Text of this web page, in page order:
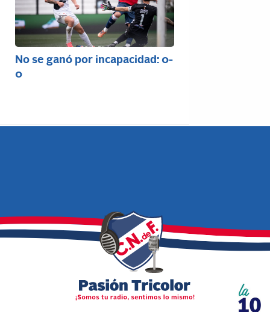
No se ganó por incapacidad: 0-
0